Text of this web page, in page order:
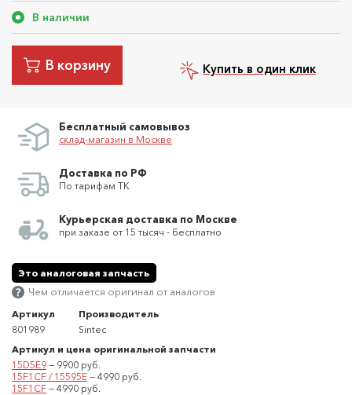
В наличии
В корзину Купить в один клик
Бесплатный самовывоз
склад-магазин в Москве
Доставка по РФ
По тарифам ТК
Курьерская доставка по Москве
при заказе от 15 тысяч - бесплатно
Это аналоговая запчасть
Чем отличается оригинал от аналогов
Артикул
801989
Производитель
Sintec
Артикул и цена оригинальной запчасти
15D5E9 — 9900 руб.
15F1CF / 15595E — 4990 руб.
15F1CF — 4990 руб.